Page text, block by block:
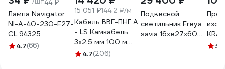
/шт44 ₽
Лампа Navigator
NI-A-40-230-E27-
CL 94325
4.7(66)
15 051 ₽144.2 ₽/м
Кабель ВВГ-ПНГ А
- LS Камкабель
3x2.5 мм 100 м
ГОСТ
4.7(206)
Подвесной
светильник Freya
savia 16хe27x60w
205